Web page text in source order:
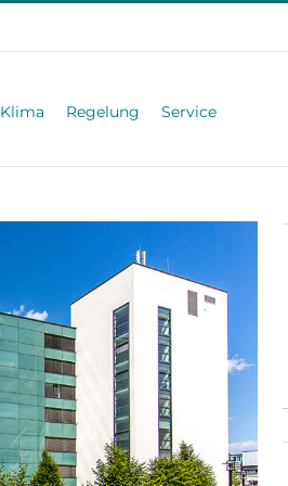
Klima Regelung Service